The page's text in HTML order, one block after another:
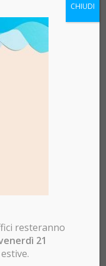
ed eliminare
resteranno
21
CHIUDI